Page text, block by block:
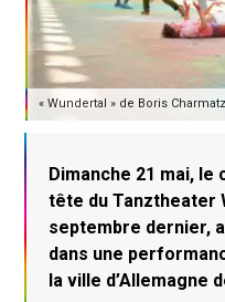
« Wundertal » de Boris
Dimanche 21 mai,
tête du Tanztheater
septembre dernier,
dans une
la ville d’Allemagne